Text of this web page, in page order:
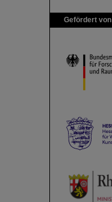
Gefördert von